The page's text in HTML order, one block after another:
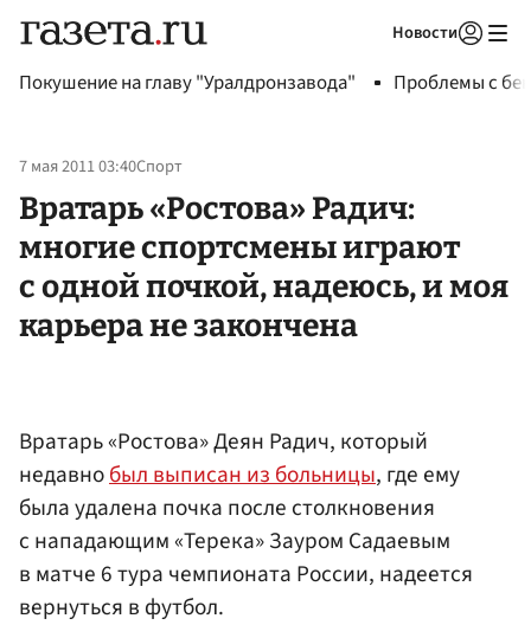
Новости
Покушение на главу "Уралдронзавода" Проблемы с
7 мая 2011 03:40Спорт
Вратарь «Ростова» Радич:
многие спортсмены играют
с одной почкой, надеюсь, и моя
карьера не закончена
Вратарь «Ростова» Деян Радич, который
недавнобыл выписан из больницы, где ему
была удалена почка после столкновения
с нападающим «Терека» Зауром Садаевым
в матче 6 тура чемпионата России, надеется
вернуться в футбол.